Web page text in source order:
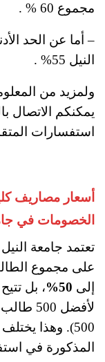
مجموع 60 %؜ .
– أما عن الحد
النيل 55%؜ .
ولمزيد من
استفسارات
الخصومات في
تعتمد جامعة
على مجموع
إلى 50% ، بل
500). وهذا
المذكورة في